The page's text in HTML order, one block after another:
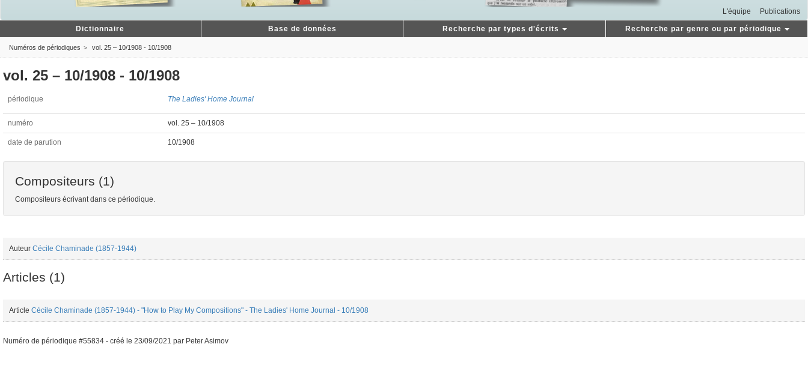
L'équipe Publications
Dictionnaire Base de données Recherche par types d'écrits Recherche par genre ou par périodique
Numéros de périodiques vol. 25 – 10/1908 - 10/1908
vol. 25 – 10/1908 - 10/1908
périodique The Ladies' Home Journal
numéro vol. 25 – 10/1908
date de parution 10/1908
Compositeurs (1)
Compositeurs écrivant dans ce périodique.
Auteur Cécile Chaminade (1857-1944)
Articles (1)
Article Cécile Chaminade (1857-1944) - "How to Play My Compositions" - The Ladies' Home Journal - 10/1908
Numéro de périodique #55834 - créé le 23/09/2021 par Peter Asimov